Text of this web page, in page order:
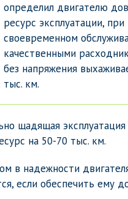
определил двигателю
ресурс эксплуатации, при
своевременном
качественными
без напряжения
тыс. км.
щадящая
на 50-70 тыс. км.
в надежности
если обеспечить ему